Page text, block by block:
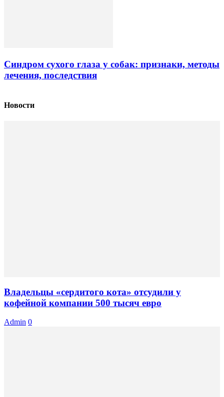
Синдром сухого глаза у собак: признаки, методы
лечения, последствия
Новости
Владельцы «сердитого кота» отсудили у
кофейной компании 500 тысяч евро
Admin 0